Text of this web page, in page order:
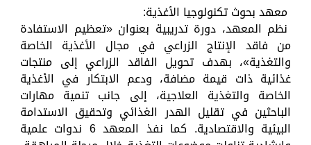
معهد بحوث تكنولوجيا الأغذية:
نظم المعهد، دورة تدريبية بعنوان «تعظيم الاستفادة
من فاقد الإنتاج الزراعي في مجال الأغذية الخاصة
والتغذية»، بهدف تحويل الفاقد الزراعي إلى منتجات
غذائية ذات قيمة مضافة، ودعم الابتكار في الأغذية
الخاصة والتغذية العلاجية، إلى جانب تنمية مهارات
الباحثين في تقليل الهدر الغذائي وتحقيق الاستدامة
البيئية والاقتصادية. كما نفذ المعهد 6 ندوات علمية